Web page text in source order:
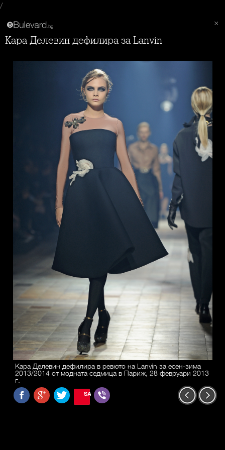
/
Кара Делевин дефилира за Lanvin
Кара Делевин дефилира в ревюто на Lanvin за есен-зима
2013/2014 от модната седмица в Париж, 28 февруари 2013
г.
SAVE